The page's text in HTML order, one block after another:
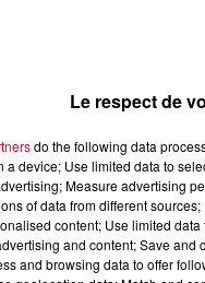
Le respect de
do the following data
a device; Use limited data to
Measure advertising
of data from different
content; Use limited
and content; Save
and browsing data to offer